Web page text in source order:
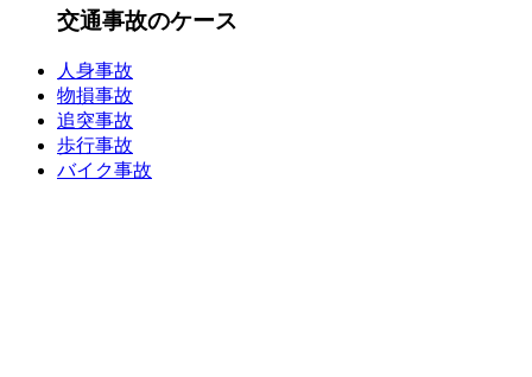
交通事故のケース
人身事故
物損事故
追突事故
歩行事故
バイク事故